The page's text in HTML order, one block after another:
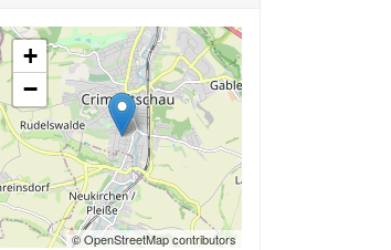
+
−
© OpenStreetMap contributors